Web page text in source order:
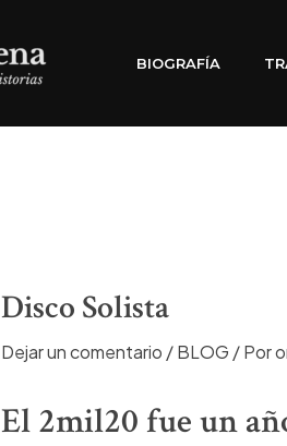
BIOGRAFÍA
Disco Solista
Dejar un comentario /BLOG / Por
El 2mil20 fue un